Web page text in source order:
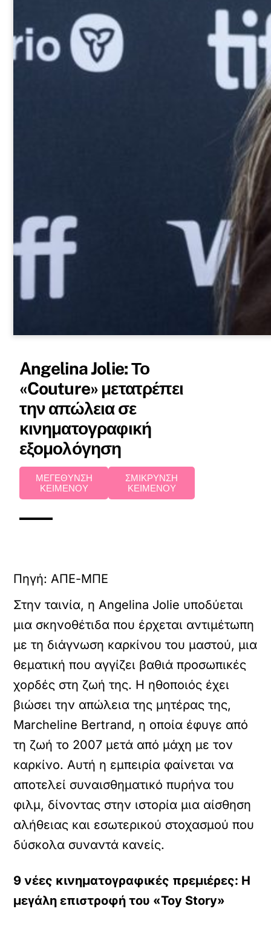
Angelina Jolie: Το
«Couture» μετατρέπει
την απώλεια σε
κινηματογραφική
εξομολόγηση
ΜΕΓΕΘΥΝΣΗ
ΚΕΙΜΕΝΟΥ
ΣΜΙΚΡΥΝΣΗ
ΚΕΙΜΕΝΟΥ
Πηγή: ΑΠΕ-ΜΠΕ
Στην ταινία, η Angelina Jolie υποδύεται
μια σκηνοθέτιδα που έρχεται αντιμέτωπη
με τη διάγνωση καρκίνου του μαστού, μια
θεματική που αγγίζει βαθιά προσωπικές
χορδές στη ζωή της. Η ηθοποιός έχει
βιώσει την απώλεια της μητέρας της,
Marcheline Bertrand, η οποία έφυγε από
τη ζωή το 2007 μετά από μάχη με τον
καρκίνο. Αυτή η εμπειρία φαίνεται να
αποτελεί συναισθηματικό πυρήνα του
φιλμ, δίνοντας στην ιστορία μια αίσθηση
αλήθειας και εσωτερικού στοχασμού που
δύσκολα συναντά κανείς.
9 νέες κινηματογραφικές πρεμιέρες: Η
μεγάλη επιστροφή του «Toy Story»